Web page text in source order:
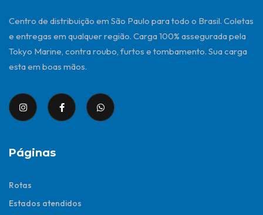
Centro de distribuição em São Paulo para todo o Brasil. Coletas
e entregas em qualquer região. Carga 100% assegurada pela
Tokyo Marine, contra roubo, furtos e tombamento. Sua carga
esta em boas mãos.
Páginas
Rotas
Estados atendidos